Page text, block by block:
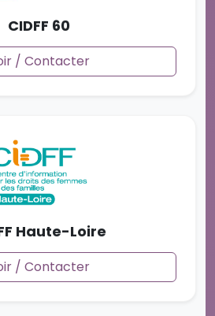
CIDFF 60
/ Contacter
Haute-Loire
/ Contacter